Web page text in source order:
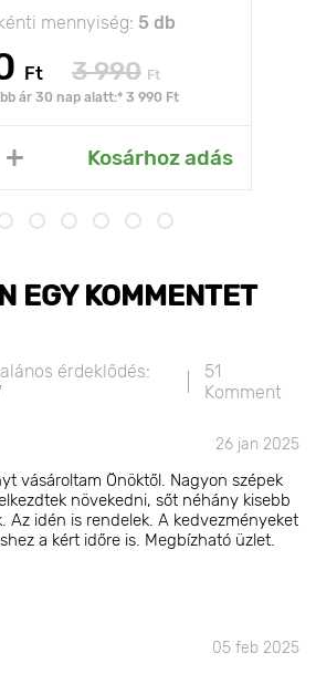
mennyiség: 5 db
Ft 3 990 Ft
ár 30 nap alatt:* 3 990 Ft
Kosárhoz adás
EGY KOMMENTET
érdeklődés:
51
Komment
26 jan 2025
vásároltam Önöktől. Nagyon szépek
növekedni, sőt néhány kisebb
Az idén is rendelek. A kedvezményeket
a kért időre is. Megbízható üzlet.
05 feb 2025